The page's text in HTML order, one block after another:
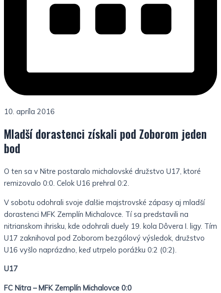
10. apríla 2016
Mladší dorastenci získali pod Zoborom jeden
bod
O ten sa v Nitre postaralo michalovské družstvo U17, ktoré
remizovalo 0:0. Celok U16 prehral 0:2.
V sobotu odohrali svoje ďalšie majstrovské zápasy aj mladší
dorastenci MFK Zemplín Michalovce. Tí sa predstavili na
nitrianskom ihrisku, kde odohrali duely 19. kola Dôvera I. ligy. Tím
U17 zaknihoval pod Zoborom bezgólový výsledok, družstvo
U16 vyšlo naprázdno, keď utrpelo porážku 0:2 (0:2).
U17
FC Nitra – MFK Zemplín Michalovce 0:0